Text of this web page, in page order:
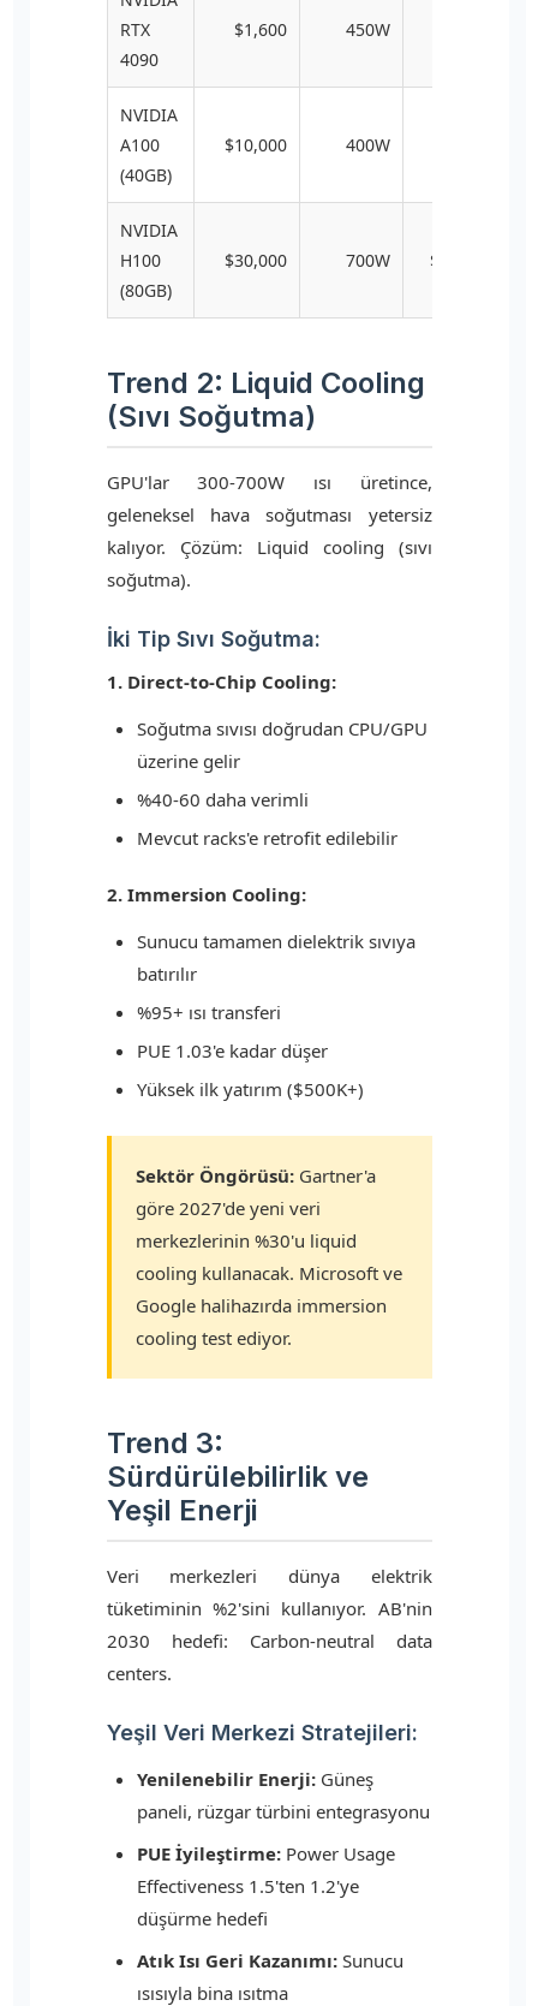
RTX
4090
$1,600 450W
NVIDIA
A100
(40GB)
$10,000 400W
NVIDIA
H100
(80GB)
$30,000 700W $2,400
Trend 2: Liquid Cooling
(Sıvı Soğutma)
GPU'lar 300-700W ısı üretince,
geleneksel hava soğutması yetersiz
kalıyor. Çözüm: Liquid cooling (sıvı
soğutma).
İki Tip Sıvı Soğutma:
1. Direct-to-Chip Cooling:
Soğutma sıvısı doğrudan CPU/GPU
üzerine gelir
%40-60 daha verimli
Mevcut racks'e retrofit edilebilir
2. Immersion Cooling:
Sunucu tamamen dielektrik sıvıya
batırılır
%95+ ısı transferi
PUE 1.03'e kadar düşer
Yüksek ilk yatırım ($500K+)
Sektör Öngörüsü:Gartner'a
göre 2027'de yeni veri
merkezlerinin %30'u liquid
cooling kullanacak. Microsoft ve
Google halihazırda immersion
cooling test ediyor.
Trend 3:
Sürdürülebilirlik ve
Yeşil Enerji
Veri merkezleri dünya elektrik
tüketiminin %2'sini kullanıyor. AB'nin
2030 hedefi: Carbon-neutral data
centers.
Yeşil Veri Merkezi Stratejileri:
Yenilenebilir Enerji:Güneş
paneli, rüzgar türbini entegrasyonu
PUE İyileştirme:Power Usage
Effectiveness 1.5'ten 1.2'ye
düşürme hedefi
Atık Isı Geri Kazanımı:Sunucu
ısısıyla bina ısıtma